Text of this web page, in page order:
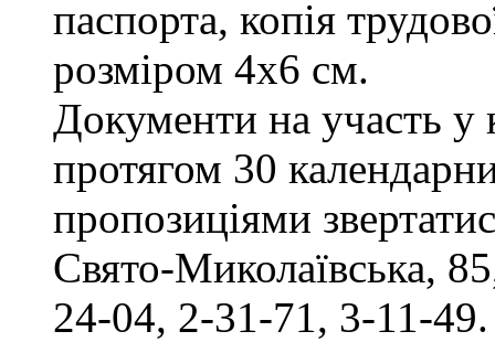
паспорта, копія
розміром 4х6 см.
Документи на участь у
протягом 30
пропозиціями
Свято-Миколаївська,
24-04, 2-31-71, 3-11-49.